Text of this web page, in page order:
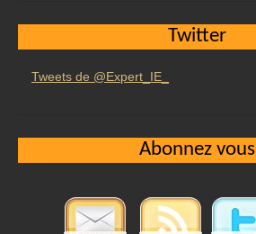
Twitter
Tweets de @Expert_IE_
Abonnez vous